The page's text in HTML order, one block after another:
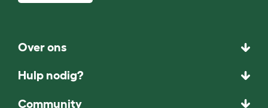
Over ons
Hulp nodig?
Community